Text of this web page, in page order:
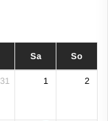
Sa So
31 1 2